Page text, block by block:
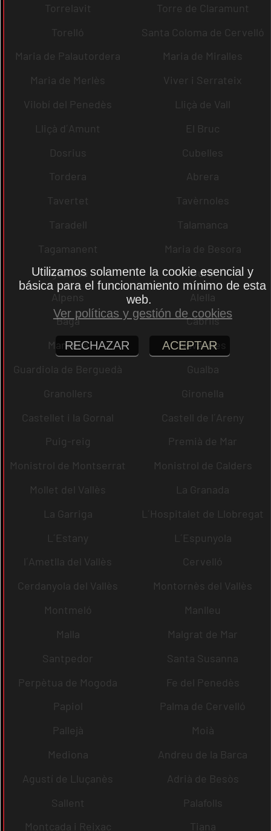
Torrelavit
Torre de Claramunt
Torelló
Santa Coloma de Cervelló
Maria de Palautordera
Maria de Miralles
Maria de Merlès
Viver i Serrateix
Vilobí del Penedès
Lliçà de Vall
Lliçà d´Amunt
El Bruc
Dosrius
Cubelles
Tordera
Abrera
Tavertet
Tavèrnoles
Taradell
Talamanca
Tagamanent
Maria de Besora
Igualada
Gurb
Alpens
Alella
Bagà
Cabrils
Manresa
Navarcles
Guardiola de Berguedà
Gualba
Granollers
Gironella
Castellet i la Gornal
Castell de l´Areny
Puig-reig
Premià de Mar
Monistrol de Montserrat
Monistrol de Calders
Mollet del Vallès
La Granada
La Garriga
L´Hospitalet de Llobregat
L´Estany
L´Espunyola
l´Ametlla del Vallès
Cervelló
Cerdanyola del Vallès
Montornès del Vallès
Montmeló
Manlleu
Malla
Malgrat de Mar
Santpedor
Santa Susanna
Perpètua de Mogoda
Fe del Penedès
Papiol
Palma de Cervelló
Pallejà
Moià
Mediona
Andreu de la Barca
Agustí de Lluçanès
Adrià de Besòs
Sallent
Palafolls
Montcada i Reixac
Tiana
Utilizamos solamente la cookie esencial y
básica para el funcionamiento mínimo de esta
web.
Ver políticas y gestión de cookies
RECHAZAR ACEPTAR